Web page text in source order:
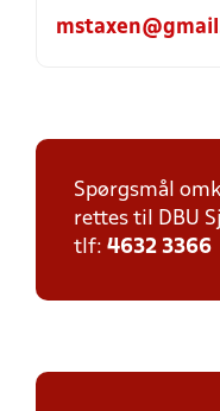
Spørgsmål
rettes til DBU
tlf: 4632 3366